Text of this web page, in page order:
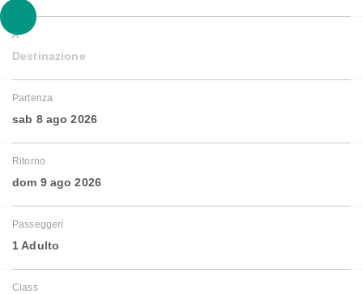
A
Destinazione
Partenza
sab 8 ago 2026
Ritorno
dom 9 ago 2026
Passeggeri
1 Adulto
Class